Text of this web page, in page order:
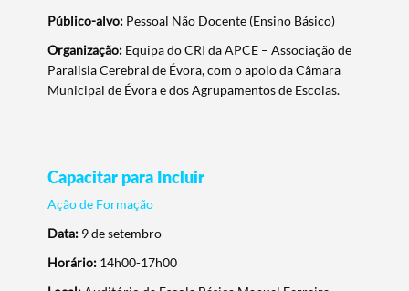
Público-alvo: Pessoal Não Docente (Ensino Básico)
Organização: Equipa do CRI da APCE – Associação de
Paralisia Cerebral de Évora, com o apoio da Câmara
Municipal de Évora e dos Agrupamentos de Escolas.
Capacitar para Incluir
Ação de Formação
Data: 9 de setembro
Horário: 14h00-17h00